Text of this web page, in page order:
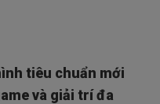
tiêu chuẩn mới
và giải trí đa